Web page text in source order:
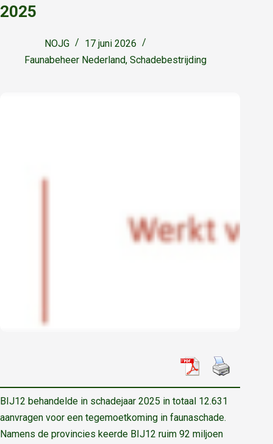
2025
NOJG
17 juni 2026
Faunabeheer Nederland, Schadebestrijding
BIJ12 behandelde in schadejaar 2025 in totaal 12.631
aanvragen voor een tegemoetkoming in faunaschade.
Namens de provincies keerde BIJ12 ruim 92 miljoen